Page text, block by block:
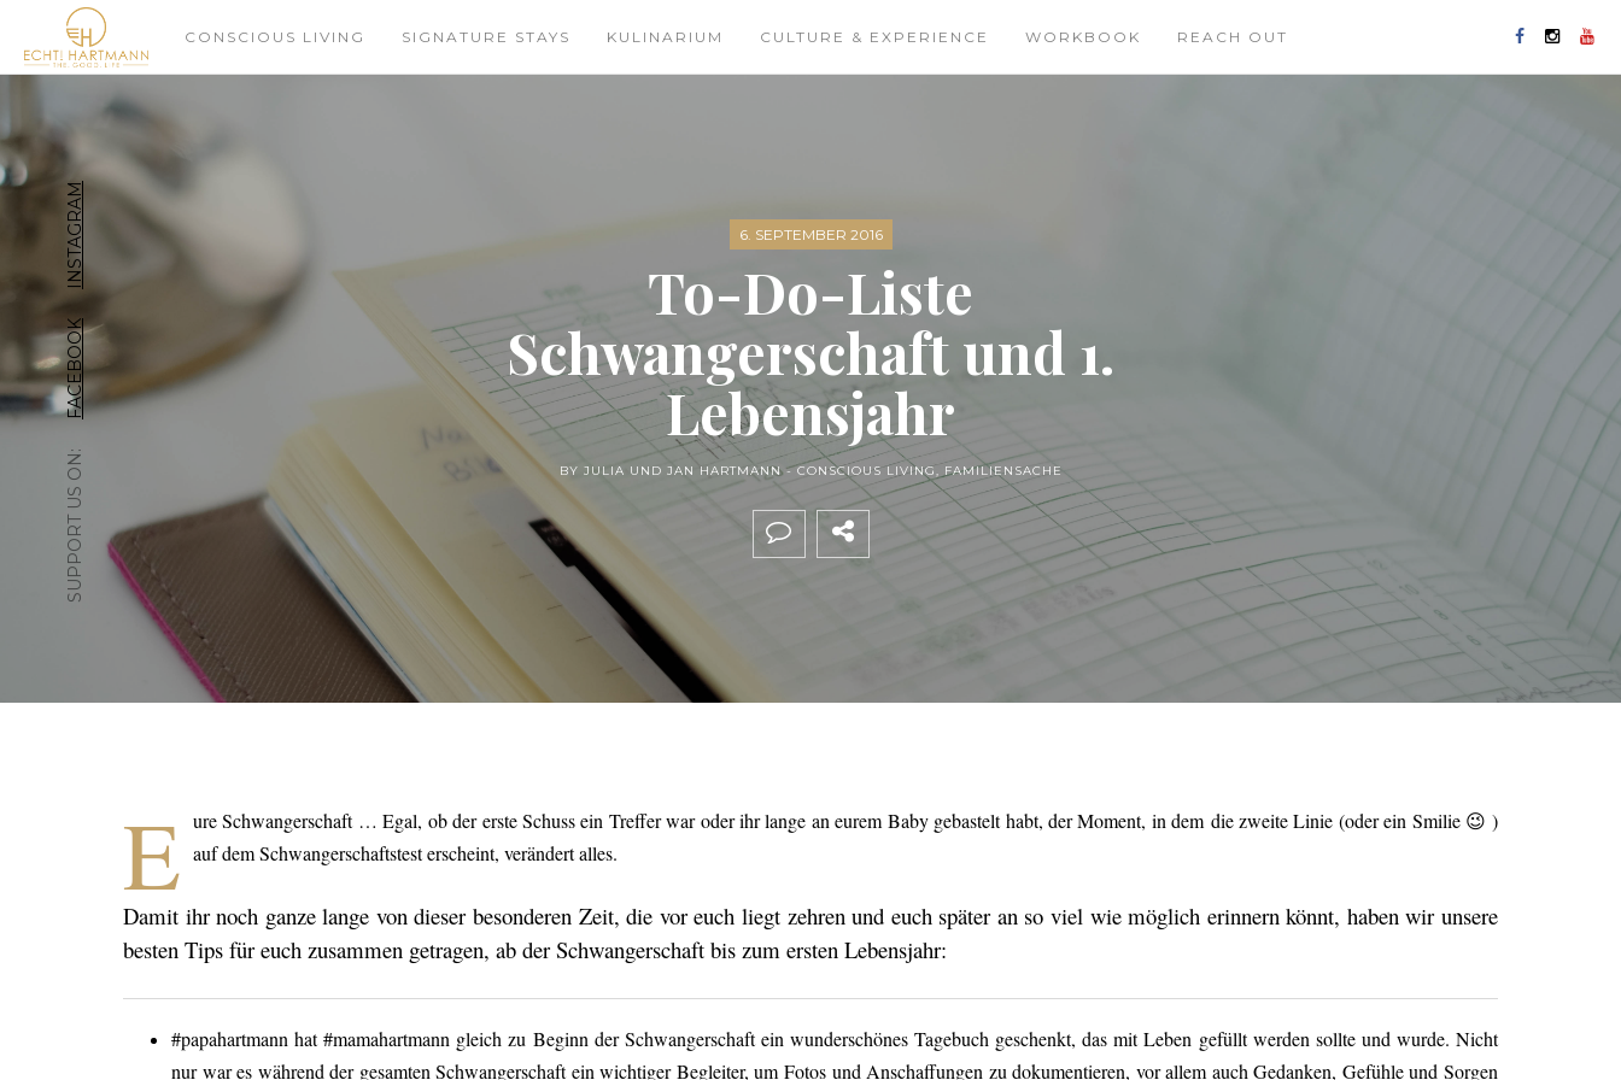
SUPPORT US ON:
FACEBOOK
INSTAGRAM
CONSCIOUS LIVING SIGNATURE STAYS KULINARIUM CULTURE & EXPERIENCE WORKBOOK REACH OUT
6. SEPTEMBER 2016
To-Do-Liste
Schwangerschaft und 1.
Lebensjahr
BY JULIA UND JAN HARTMANN - CONSCIOUS LIVING, FAMILIENSACHE
E ure Schwangerschaft … Egal, ob der erste Schuss ein Treffer war oder ihr lange an eurem Baby gebastelt habt, der Moment, in dem die zweite Linie (oder ein Smilie 😉 )
auf dem Schwangerschaftstest erscheint, verändert alles.
Damit ihr noch ganze lange von dieser besonderen Zeit, die vor euch liegt zehren und euch später an so viel wie möglich erinnern könnt, haben wir unsere
besten Tips für euch zusammen getragen, ab der Schwangerschaft bis zum ersten Lebensjahr:
#papahartmann hat #mamahartmann gleich zu Beginn der Schwangerschaftein wunderschönes Tagebuch geschenkt, das mit Leben gefüllt werden sollte und wurde. Nicht
nur war es während der gesamten Schwangerschaft ein wichtiger Begleiter, um Fotos und Anschaffungen zu dokumentieren, vor allem auch Gedanken, Gefühle und Sorgen